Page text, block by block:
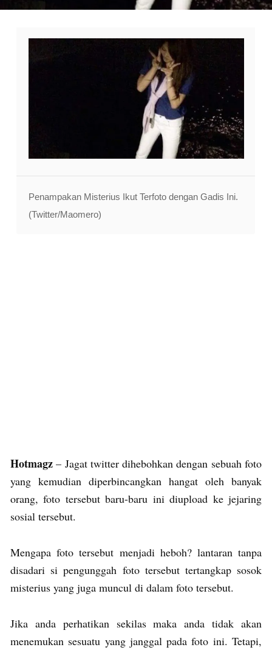
Penampakan Misterius Ikut Terfoto dengan Gadis Ini.
(Twitter/Maomero)
Hotmagz – Jagat twitter dihebohkan dengan sebuah foto
yang kemudian diperbincangkan hangat oleh banyak
orang, foto tersebut baru-baru ini diupload ke jejaring
sosial tersebut.
Mengapa foto tersebut menjadi heboh? lantaran tanpa
disadari si pengunggah foto tersebut tertangkap sosok
misterius yang juga muncul di dalam foto tersebut.
Jika anda perhatikan sekilas maka anda tidak akan
menemukan sesuatu yang janggal pada foto ini. Tetapi,